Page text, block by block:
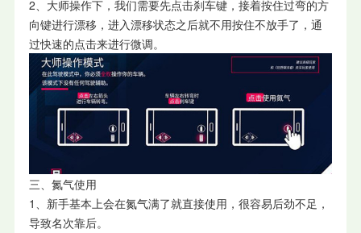
2、大师操作下，我们需要先点击刹车键，接着按住过弯的方
向键进行漂移，进入漂移状态之后就不用按住不放手了，通
过快速的点击来进行微调。
三、氮气使用
1、新手基本上会在氮气满了就直接使用，很容易后劲不足，
导致名次靠后。